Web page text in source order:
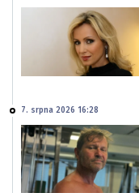
7. srpna 2026 16:28